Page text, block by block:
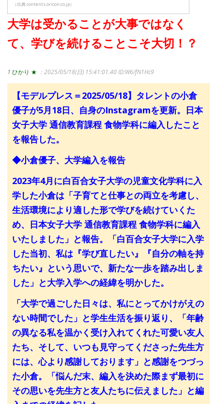
（出典 contents.oricon.co.jp）
大学は受かることが大事ではなく
て、学びを続けることこそ大切！？
1 ひかり ★ ：2025/05/18(日) 15:41:01.40ID:W6/fN1Hc9
【モデルプレス＝2025/05/18】タレントの小倉
優子が5月18日、自身のInstagramを更新。日本
女子大学 通信教育課程 食物学科に編入したこと
を報告した。
◆小倉優子、大学編入を報告
2023年4月に白百合女子大学の児童文化学科に入
学した小倉は「子育てと仕事との両立を考慮し、
生活環境により適した形で学びを続けていくた
め、日本女子大学 通信教育課程 食物学科に編入
いたしました」と報告。「白百合女子大学に入学
した当初、私は『学び直したい』『自分の軸を持
ちたい』という思いで、新たな一歩を踏み出しま
した」と大学入学への経緯を明かした。
「大学で過ごした日々は、私にとってかけがえの
ない時間でした」と学生生活を振り返り、「年齢
の異なる私を温かく受け入れてくれた可愛い友人
たち、そして、いつも見守ってくださった先生方
には、心より感謝しております」と感謝をつづっ
た小倉。「悩んだ末、編入を決めた際まず最初に
その思いを先生方と友人たちに伝えました」と編